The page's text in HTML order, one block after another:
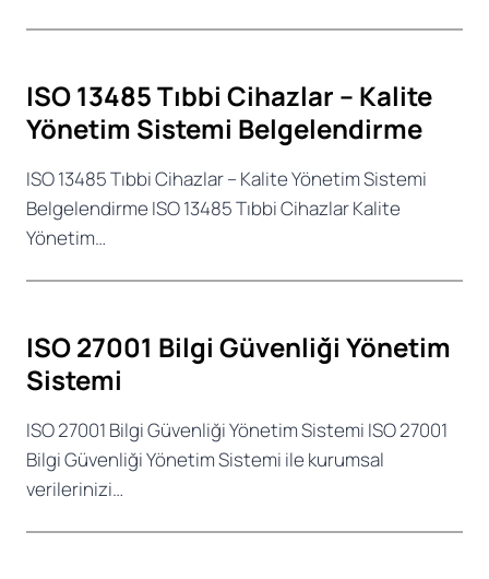
ISO 13485 Tıbbi Cihazlar – Kalite
Yönetim Sistemi Belgelendirme
ISO 13485 Tıbbi Cihazlar – Kalite Yönetim Sistemi
Belgelendirme ISO 13485 Tıbbi Cihazlar Kalite
Yönetim…
ISO 27001 Bilgi Güvenliği Yönetim
Sistemi
ISO 27001 Bilgi Güvenliği Yönetim Sistemi ISO 27001
Bilgi Güvenliği Yönetim Sistemi ile kurumsal
verilerinizi…